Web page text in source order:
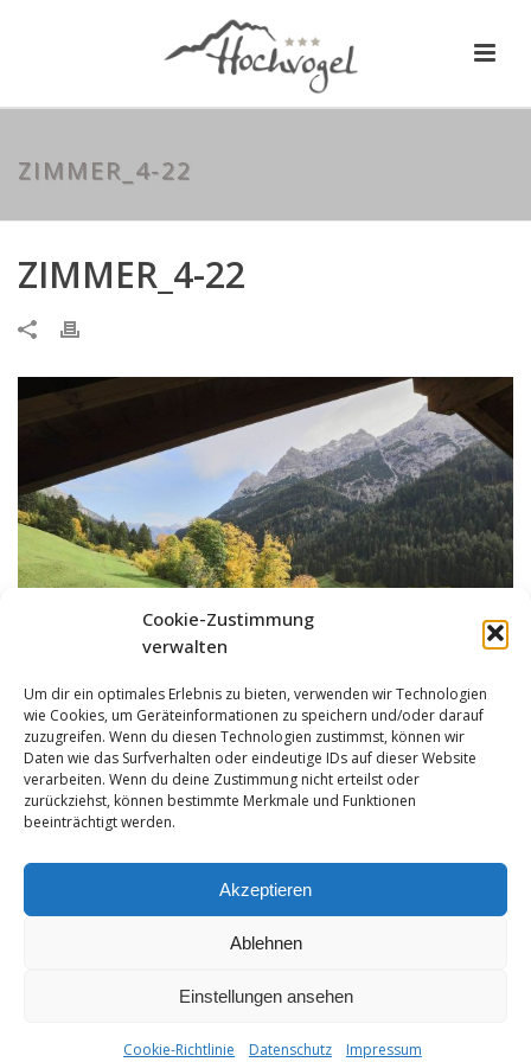
Cookie-Zustimmung
verwalten
Um dir ein optimales Erlebnis zu bieten, verwenden wir Technologien
wie Cookies, um Geräteinformationen zu speichern und/oder darauf
zuzugreifen. Wenn du diesen Technologien zustimmst, können wir
Daten wie das Surfverhalten oder eindeutige IDs auf dieser Website
verarbeiten. Wenn du deine Zustimmung nicht erteilst oder
zurückziehst, können bestimmte Merkmale und Funktionen
beeinträchtigt werden.
Akzeptieren
Ablehnen
Einstellungen ansehen
Cookie-Richtlinie Datenschutz Impressum
ZIMMER_4-22
ZIMMER_4-22
|Datenschutz|Hotelreglement| T +43-5632-408 | F